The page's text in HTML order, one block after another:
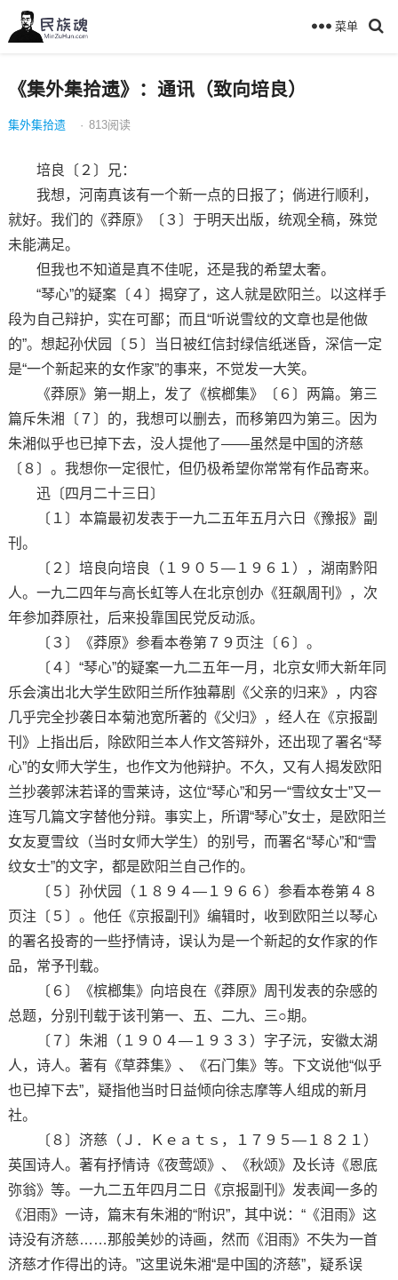
菜单
《集外集拾遗》：通讯（致向培良）
集外集拾遗 · 813阅读
培良〔２〕兄：
我想，河南真该有一个新一点的日报了；倘进行顺利，
就好。我们的《莽原》〔３〕于明天出版，统观全稿，殊觉
未能满足。
但我也不知道是真不佳呢，还是我的希望太奢。
“琴心”的疑案〔４〕揭穿了，这人就是欧阳兰。以这样手
段为自己辩护，实在可鄙；而且“听说雪纹的文章也是他做
的”。想起孙伏园〔５〕当日被红信封绿信纸迷昏，深信一定
是“一个新起来的女作家”的事来，不觉发一大笑。
《莽原》第一期上，发了《槟榔集》〔６〕两篇。第三
篇斥朱湘〔７〕的，我想可以删去，而移第四为第三。因为
朱湘似乎也已掉下去，没人提他了——虽然是中国的济慈
〔８〕。我想你一定很忙，但仍极希望你常常有作品寄来。
迅〔四月二十三日〕
〔１〕本篇最初发表于一九二五年五月六日《豫报》副
刊。
〔２〕培良向培良（１９０５—１９６１），湖南黔阳
人。一九二四年与高长虹等人在北京创办《狂飙周刊》，次
年参加莽原社，后来投靠国民党反动派。
〔３〕《莽原》参看本卷第７９页注〔６〕。
〔４〕“琴心”的疑案一九二五年一月，北京女师大新年同
乐会演出北大学生欧阳兰所作独幕剧《父亲的归来》，内容
几乎完全抄袭日本菊池宽所著的《父归》，经人在《京报副
刊》上指出后，除欧阳兰本人作文答辩外，还出现了署名“琴
心”的女师大学生，也作文为他辩护。不久，又有人揭发欧阳
兰抄袭郭沫若译的雪莱诗，这位“琴心”和另一“雪纹女士”又一
连写几篇文字替他分辩。事实上，所谓“琴心”女士，是欧阳兰
女友夏雪纹（当时女师大学生）的别号，而署名“琴心”和“雪
纹女士”的文字，都是欧阳兰自己作的。
〔５〕孙伏园（１８９４—１９６６）参看本卷第４８
页注〔５〕。他任《京报副刊》编辑时，收到欧阳兰以琴心
的署名投寄的一些抒情诗，误认为是一个新起的女作家的作
品，常予刊载。
〔６〕《槟榔集》向培良在《莽原》周刊发表的杂感的
总题，分别刊载于该刊第一、五、二九、三○期。
〔７〕朱湘（１９０４—１９３３）字子沅，安徽太湖
人，诗人。著有《草莽集》、《石门集》等。下文说他“似乎
也已掉下去”，疑指他当时日益倾向徐志摩等人组成的新月
社。
〔８〕济慈（Ｊ．Ｋｅａｔｓ，１７９５—１８２１）
英国诗人。著有抒情诗《夜莺颂》、《秋颂》及长诗《恩底
弥翁》等。一九二五年四月二日《京报副刊》发表闻一多的
《泪雨》一诗，篇末有朱湘的“附识”，其中说：“《泪雨》这
诗没有济慈……那般美妙的诗画，然而《泪雨》不失为一首
济慈才作得出的诗。”这里说朱湘“是中国的济慈”，疑系误